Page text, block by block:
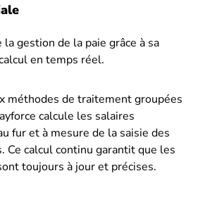
gestion de la paie grâce à sa
en temps réel.
méthodes de traitement groupées
calcule les salaires
fur et à mesure de la saisie des
Ce calcul continu garantit que les
toujours à jour et précises.